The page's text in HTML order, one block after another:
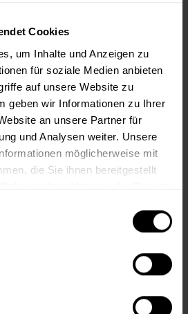
Cookies
um Inhalte und Anzeigen zu
für soziale Medien anbieten
auf unsere Website zu
geben wir Informationen zu Ihrer
an unsere Partner für
und Analysen weiter. Unsere
möglicherweise mit
die Sie ihnen bereitgestellt
In denWarenkorb
zum Artikel?